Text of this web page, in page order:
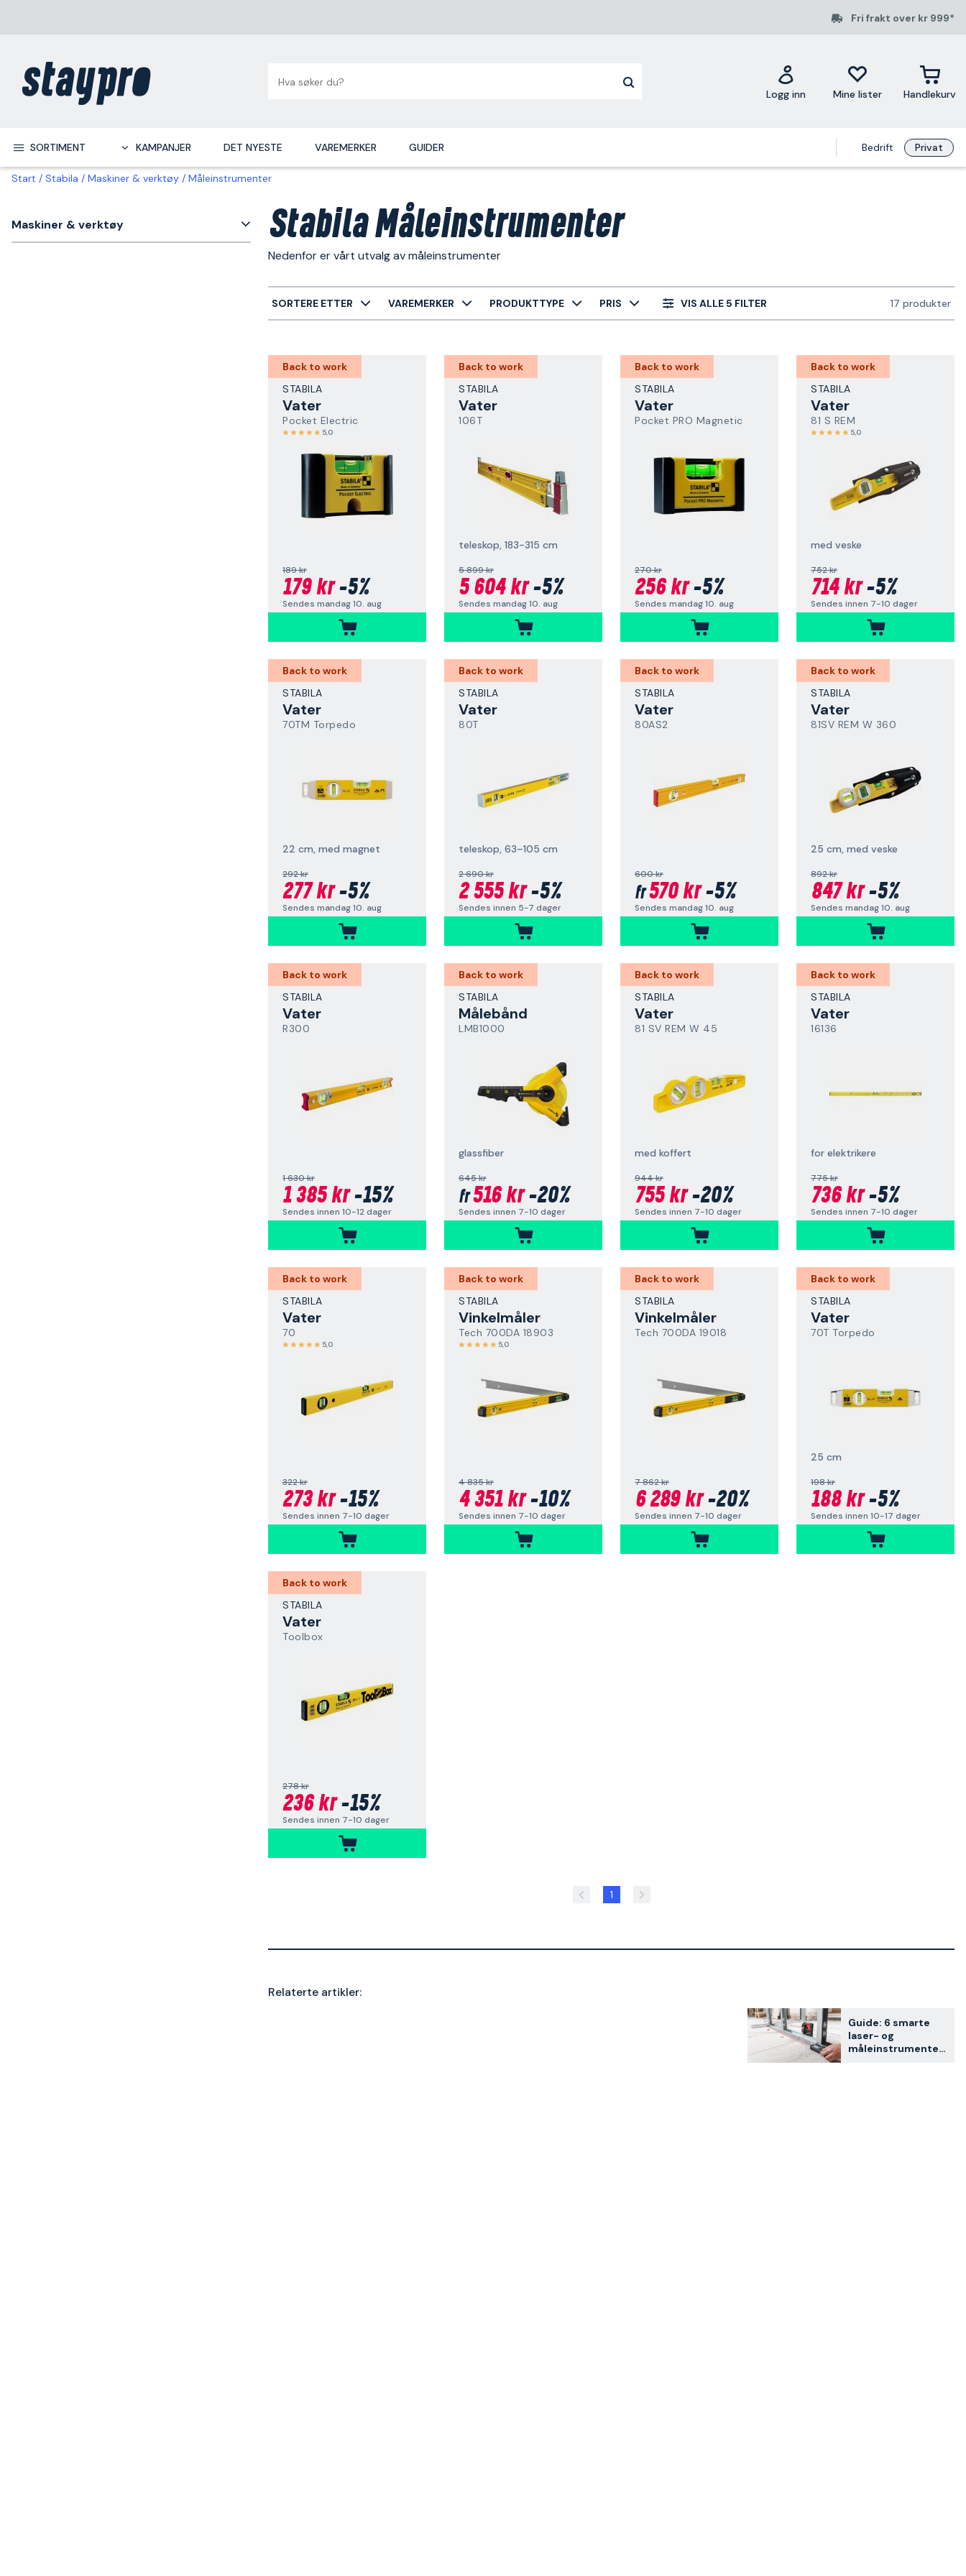
Fri frakt over kr 999*
Logg inn Mine lister Handlekurv
SORTIMENT KAMPANJER DET NYESTE VAREMERKER GUIDER Bedrift Privat
Start Stabila Maskiner & verktøy Måleinstrumenter
Maskiner & verktøy Stabila Måleinstrumenter
Nedenfor er vårt utvalg av måleinstrumenter
SORTERE ETTER VAREMERKER PRODUKTTYPE PRIS VIS ALLE 5 FILTER 17 produkter
Back to work
STABILA
Vater
Pocket Electric
5,0
189 kr
179 kr-5%
Sendes mandag 10. aug
Back to work
STABILA
Vater
106T
teleskop, 183-315 cm
5 899 kr
5 604 kr-5%
Sendes mandag 10. aug
Back to work
STABILA
Vater
Pocket PRO Magnetic
270 kr
256 kr-5%
Sendes mandag 10. aug
Back to work
STABILA
Vater
81 S REM
5,0
med veske
752 kr
714 kr-5%
Sendes innen 7-10 dager
Back to work
STABILA
Vater
70TM Torpedo
22 cm, med magnet
292 kr
277 kr-5%
Sendes mandag 10. aug
Back to work
STABILA
Vater
80T
teleskop, 63–105 cm
2 690 kr
2 555 kr-5%
Sendes innen 5-7 dager
Back to work
STABILA
Vater
80AS2
600 kr
fr570 kr-5%
Sendes mandag 10. aug
Back to work
STABILA
Vater
81SV REM W 360
25 cm, med veske
892 kr
847 kr-5%
Sendes mandag 10. aug
Back to work
STABILA
Vater
R300
1 630 kr
1 385 kr-15%
Sendes innen 10-12 dager
Back to work
STABILA
Målebånd
LMB1000
glassfiber
645 kr
fr516 kr-20%
Sendes innen 7-10 dager
Back to work
STABILA
Vater
81 SV REM W 45
med koffert
944 kr
755 kr-20%
Sendes innen 7-10 dager
Back to work
STABILA
Vater
16136
for elektrikere
775 kr
736 kr-5%
Sendes innen 7-10 dager
Back to work
STABILA
Vater
70
5,0
322 kr
273 kr-15%
Sendes innen 7-10 dager
Back to work
STABILA
Vinkelmåler
Tech 700DA 18903
5,0
4 835 kr
4 351 kr-10%
Sendes innen 7-10 dager
Back to work
STABILA
Vinkelmåler
Tech 700DA 19018
7 862 kr
6 289 kr-20%
Sendes innen 7-10 dager
Back to work
STABILA
Vater
70T Torpedo
25 cm
198 kr
188 kr-5%
Sendes innen 10-17 dager
Back to work
STABILA
Vater
Toolbox
278 kr
236 kr-15%
Sendes innen 7-10 dager
1
Relaterte artikler:
Guide: 6 smarte
laser- og
måleinstrumenter